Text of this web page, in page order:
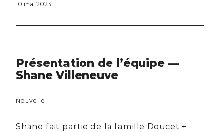
10 mai 2023
Présentation de l’équipe —
Shane Villeneuve
Nouvelle
Shane fait partie de la famille Doucet +